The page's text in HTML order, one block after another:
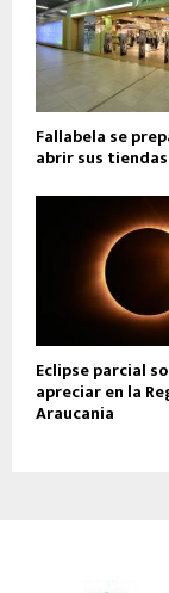
Fallabela se
abrir sus tiendas
Eclipse parcial
apreciar en la
Araucania